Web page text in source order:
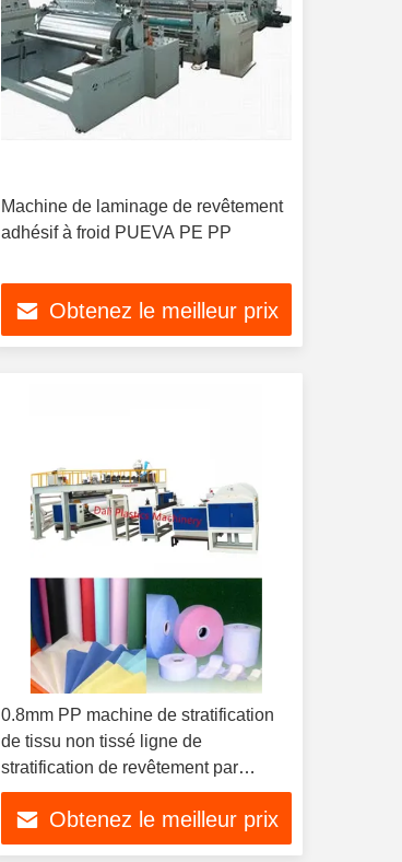
Machine de laminage de revêtement
adhésif à froid PUEVA PE PP
Obtenez le meilleur prix
0.8mm PP machine de stratification
de tissu non tissé ligne de
stratification de revêtement par
extrusion
Obtenez le meilleur prix